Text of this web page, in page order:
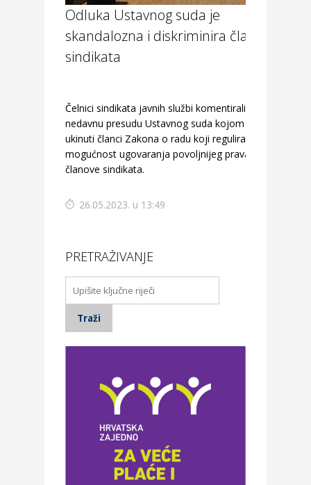
Odluka Ustavnog suda je
skandalozna i diskriminira članove
sindikata
Čelnici sindikata javnih službi komentirali su
nedavnu presudu Ustavnog suda kojom su
ukinuti članci Zakona o radu koji reguliraju
mogućnost ugovaranja povoljnijeg prava za
članove sindikata.
26.05.2023. u 13:49
PRETRAŽIVANJE